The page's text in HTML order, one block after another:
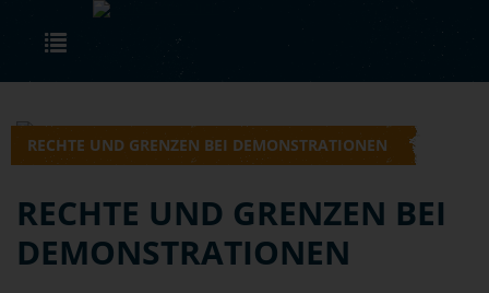
Skip to main content
RECHTE UND GRENZEN BEI DEMONSTRATIONEN
RECHTE UND GRENZEN BEI
DEMONSTRATIONEN